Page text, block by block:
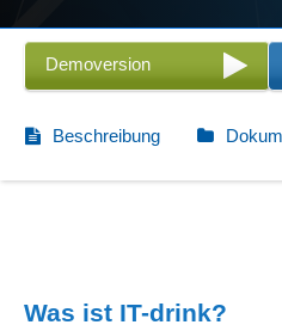
Demoversion
Beschreibung
Was ist IT-drink?